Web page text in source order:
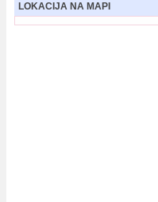
LOKACIJA NA MAPI